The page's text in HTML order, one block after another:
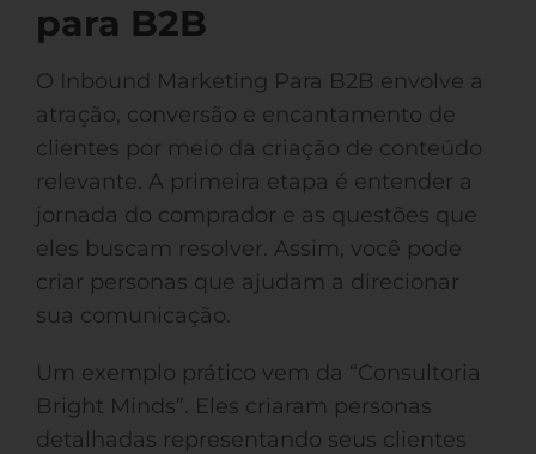
para B2B
O Inbound Marketing Para B2B envolve a
atração, conversão e encantamento de
clientes por meio da criação de conteúdo
relevante. A primeira etapa é entender a
jornada do comprador e as questões que
eles buscam resolver. Assim, você pode
criar personas que ajudam a direcionar
sua comunicação.
Um exemplo prático vem da “Consultoria
Bright Minds”. Eles criaram personas
detalhadas representando seus clientes